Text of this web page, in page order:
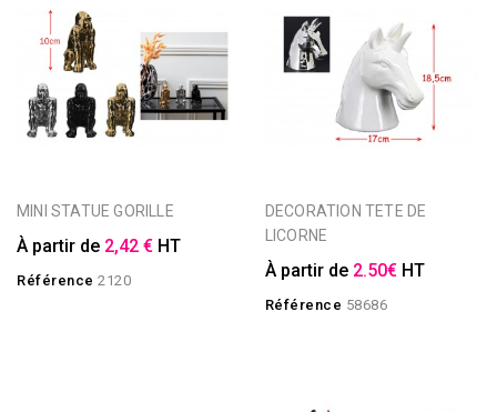
MINI STATUE GORILLE
À partir de 2,42 € HT
Référence 2120
DECORATION TETE DE
LICORNE
À partir de 2.50€HT
Référence 58686